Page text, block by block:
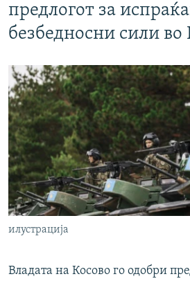
предлогот за
безбедносни сили во
илустрација
Владата на Косово го одобри